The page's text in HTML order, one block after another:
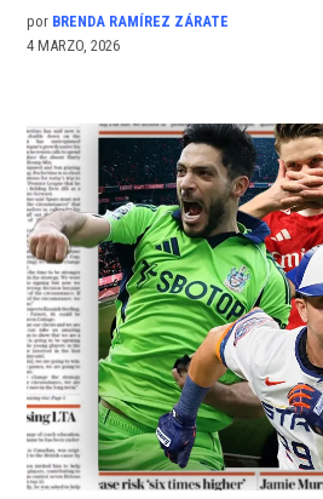
por BRENDA RAMÍREZ ZÁRATE
4 MARZO, 2026